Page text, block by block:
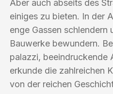
Aber auch abseits des
einiges zu bieten. In der
enge Gassen schlendern
Bauwerke bewundern.
palazzi, beeindruckende
erkunde die zahlreichen
von der reichen